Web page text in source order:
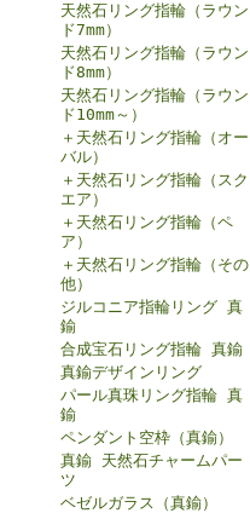
天然石リング指輪（ラウン
ド7mm）
天然石リング指輪（ラウン
ド8mm）
天然石リング指輪（ラウン
ド10mm～）
＋天然石リング指輪（オー
バル）
＋天然石リング指輪（スク
エア）
＋天然石リング指輪（ペ
ア）
＋天然石リング指輪（その
他）
ジルコニア指輪リング 真
鍮
合成宝石リング指輪 真鍮
真鍮デザインリング
パール真珠リング指輪 真
鍮
ペンダント空枠（真鍮）
真鍮 天然石チャームパー
ツ
ベゼルガラス（真鍮）